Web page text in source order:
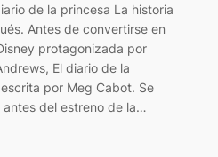
de la princesa La historia
Antes de convertirse en
protagonizada por
El diario de la
por Meg Cabot. Se
del estreno de la…